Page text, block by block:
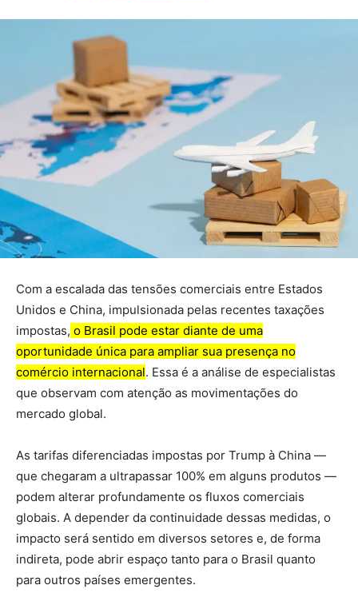
Com a escalada das tensões comerciais entre Estados
Unidos e China, impulsionada pelas recentes taxações
impostas, o Brasil pode estar diante de uma
oportunidade única para ampliar sua presença no
comércio internacional. Essa é a análise de especialistas
que observam com atenção as movimentações do
mercado global.
As tarifas diferenciadas impostas por Trump à China —
que chegaram a ultrapassar 100% em alguns produtos —
podem alterar profundamente os fluxos comerciais
globais. A depender da continuidade dessas medidas, o
impacto será sentido em diversos setores e, de forma
indireta, pode abrir espaço tanto para o Brasil quanto
para outros países emergentes.